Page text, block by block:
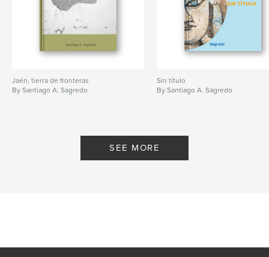
Jaén, tierra de fronteras
By Santiago A. Sagredo
Sin título
By Santiago A. Sagredo
SEE MORE